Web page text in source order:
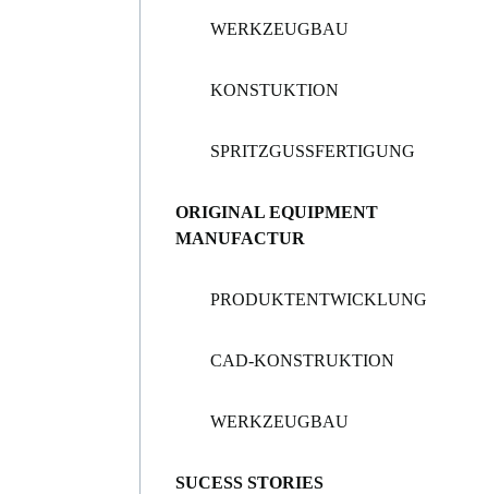
WERKZEUGBAU
KONSTUKTION
SPRITZGUSSFERTIGUNG
ORIGINAL EQUIPMENT
MANUFACTUR
PRODUKTENTWICKLUNG
CAD-KONSTRUKTION
WERKZEUGBAU
SUCESS STORIES